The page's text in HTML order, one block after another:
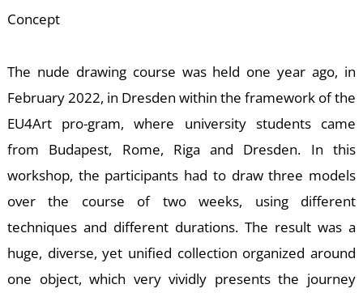
Concept
The nude drawing course was held one year ago, in
February 2022, in Dresden within the framework of the
EU4Art pro-gram, where university students came
from Budapest, Rome, Riga and Dresden. In this
workshop, the participants had to draw three models
over the course of two weeks, using different
techniques and different durations. The result was a
huge, diverse, yet unified collection organized around
one object, which very vividly presents the journey